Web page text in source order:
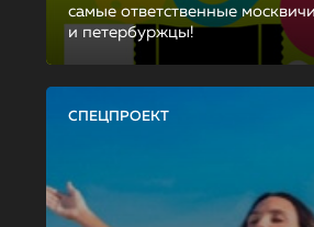
самые ответственные москвичи
и петербуржцы!
СПЕЦПРОЕКТ